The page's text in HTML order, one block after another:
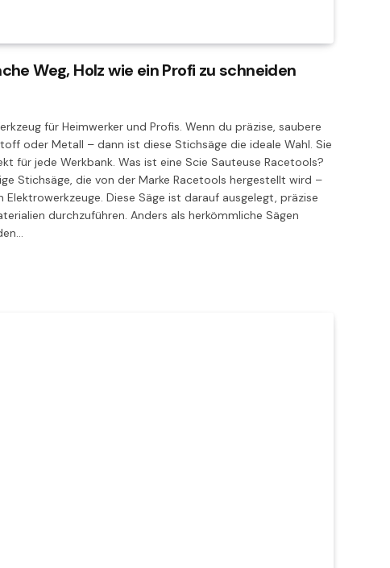
Weg, Holz wie ein Profi zu schneiden
für Heimwerker und Profis. Wenn du präzise, saubere
oder Metall – dann ist diese Stichsäge die ideale Wahl. Sie
für jede Werkbank. Was ist eine Scie Sauteuse Racetools?
Stichsäge, die von der Marke Racetools hergestellt wird –
Diese Säge ist darauf ausgelegt, präzise
durchzuführen. Anders als herkömmliche Sägen